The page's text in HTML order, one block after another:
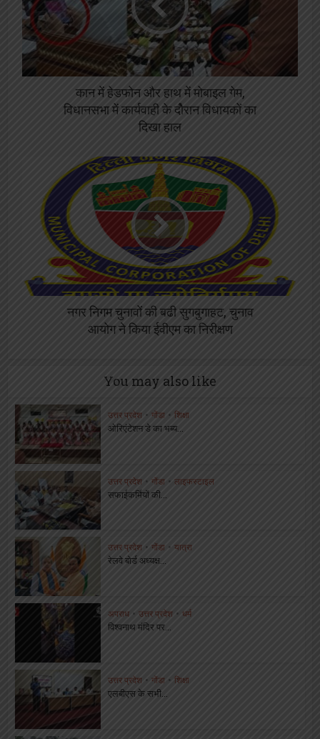
कान में हेडफोन और हाथ में मोबाइल गेम,
विधानसभा में कार्यवाही के दोैरान विधायकों का
दिखा हाल
नगर निगम चुनावों की बढी सुगबुगाहट, चुनाव
आयोग ने किया ईवीएम का निरीक्षण
You may also like
उत्तर प्रदेश • गोंडा • शिक्षा
ओरिएंटेशन डे का भब्य...
उत्तर प्रदेश • गोंडा • लाइफस्टाइल
सफाईकर्मियों की...
उत्तर प्रदेश • गोंडा • यात्रा
रेलवे बोर्ड अध्यक्ष...
अपराध • उत्तर प्रदेश • धर्म
विश्वनाथ मंदिर पर...
उत्तर प्रदेश • गोंडा • शिक्षा
एलबीएस के सभी...